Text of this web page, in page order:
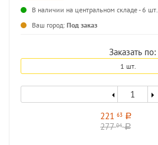
В наличии на центральном складе - 6 шт.
Ваш город: Под заказ
Заказать по:
1 шт.
221 63 a
27704 a